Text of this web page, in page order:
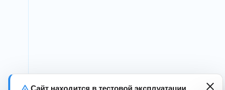
Сайт находится в тестовой эксплуатации